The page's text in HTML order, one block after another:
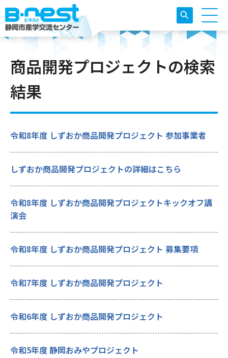
商品開発プロジェクトの検索
結果
令和8年度 しずおか商品開発プロジェクト 参加事業者
しずおか商品開発プロジェクトの詳細はこちら
令和8年度 しずおか商品開発プロジェクトキックオフ講
演会
令和8年度 しずおか商品開発プロジェクト 募集要項
令和7年度 しずおか商品開発プロジェクト
令和6年度 しずおか商品開発プロジェクト
令和5年度 静岡おみやプロジェクト